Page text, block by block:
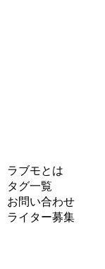
ラブモとは
タグ一覧
お問い合わせ
ライター募集